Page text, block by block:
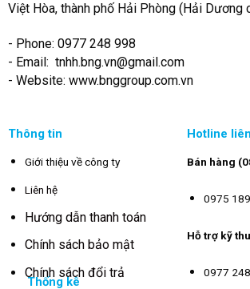
Việt Hòa, thành phố Hải Phòng (Hải Dương
- Phone: 0977 248 998
- Email: tnhh.bng.vn@gmail.com
- Website: www.bnggroup.com.vn
Thông tin
Giới thiệu về công ty
Liên hệ
Hướng dẫn thanh toán
Chính sách bảo mật
Chính sách đổi trả
Hotline
Bán hàng
0975
Hỗ trợ kỹ
0977
Thống kê